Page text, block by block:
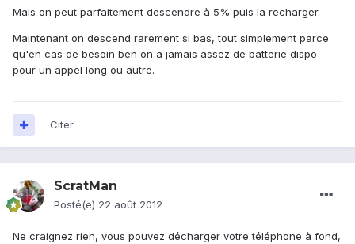
Mais on peut parfaitement descendre à 5% puis la recharger.
Maintenant on descend rarement si bas, tout simplement parce
qu'en cas de besoin ben on a jamais assez de batterie dispo
pour un appel long ou autre.
Citer
ScratMan
Posté(e) 22 août 2012
Ne craignez rien, vous pouvez décharger votre téléphone à fond,